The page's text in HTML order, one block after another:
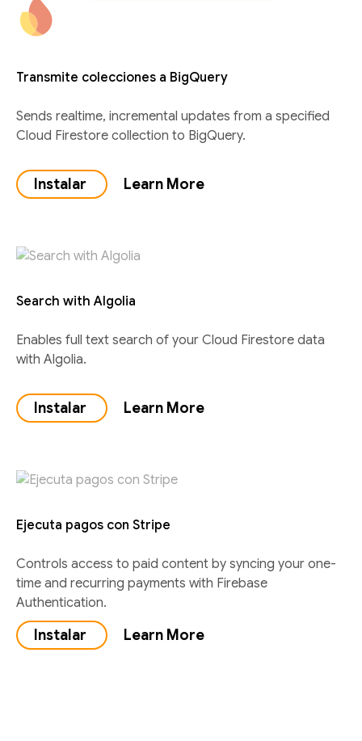
Transmite colecciones a BigQuery
Sends realtime, incremental updates from a specified
Cloud Firestore collection to BigQuery.
Instalar Learn More
Search with Algolia
Enables full text search of your Cloud Firestore data
with Algolia.
Instalar Learn More
Ejecuta pagos con Stripe
Controls access to paid content by syncing your one-
time and recurring payments with Firebase
Authentication.
Instalar Learn More